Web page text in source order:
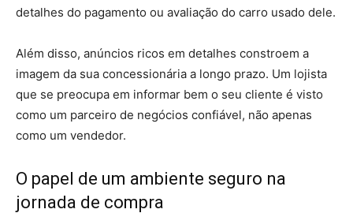
detalhes do pagamento ou avaliação do carro usado dele.
Além disso, anúncios ricos em detalhes constroem a
imagem da sua concessionária a longo prazo. Um lojista
que se preocupa em informar bem o seu cliente é visto
como um parceiro de negócios confiável, não apenas
como um vendedor.
O papel de um ambiente seguro na
jornada de compra